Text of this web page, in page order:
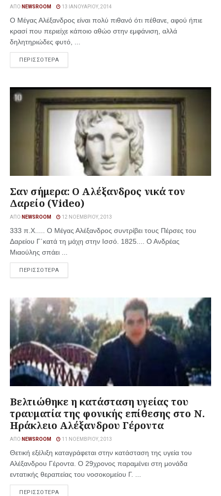
ΑΠΌ NEWSROOM 13 ΙΑΝΟΥΑΡΊΟΥ, 2014
Ο Μέγας Αλέξανδρος είναι πολύ πιθανό ότι πέθανε, αφού ήπιε
κρασί που περιείχε κάποιο αθώο στην εμφάνιση, αλλά
δηλητηριώδες φυτό, ...
ΠΕΡΙΣΣΟΤΕΡΑ
Σαν σήμερα: Ο Αλέξανδρος νικά τον
Δαρείο (Video)
ΑΠΌ NEWSROOM 12 ΝΟΕΜΒΡΊΟΥ, 2013
333 π.Χ..... Ο Μέγας Αλέξανδρος συντρίβει τους Πέρσες του
Δαρείου Γ΄κατά τη μάχη στην Ισσό. 1825.... Ο Ανδρέας
Μιαούλης σπάει ...
ΠΕΡΙΣΣΟΤΕΡΑ
Βελτιώθηκε η κατάσταση υγείας του
τραυματία της φονικής επίθεσης στο Ν.
Ηράκλειο Αλέξανδρου Γέροντα
ΑΠΌ NEWSROOM 11 ΝΟΕΜΒΡΊΟΥ, 2013
Θετική εξέλιξη καταγράφεται στην κατάσταση της υγεία του
Αλέξανδρου Γέροντα. Ο 29χρονος παραμένει στη μονάδα
εντατικής θεραπείας του νοσοκομείου Γ. ...
ΠΕΡΙΣΣΟΤΕΡΑ